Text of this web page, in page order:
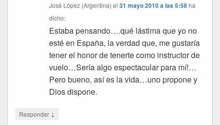
José López (Argentina) el31 mayo 2010 a las 5:58 ha
dicho:
Estaba pensando….qué lástima que yo no
esté en España, la verdad que, me gustaría
tener el honor de tenerte como instructor de
vuelo…Sería algo espectacular para mí!…
Pero bueno, así es la vida…uno propone y
Dios dispone.
Responder ↓